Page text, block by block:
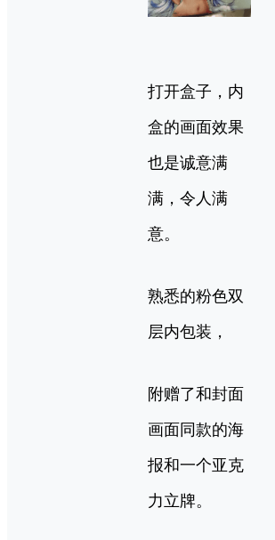
打开盒子，内
盒的画面效果
也是诚意满
满，令人满
意。
熟悉的粉色双
层内包装，
附赠了和封面
画面同款的海
报和一个亚克
力立牌。